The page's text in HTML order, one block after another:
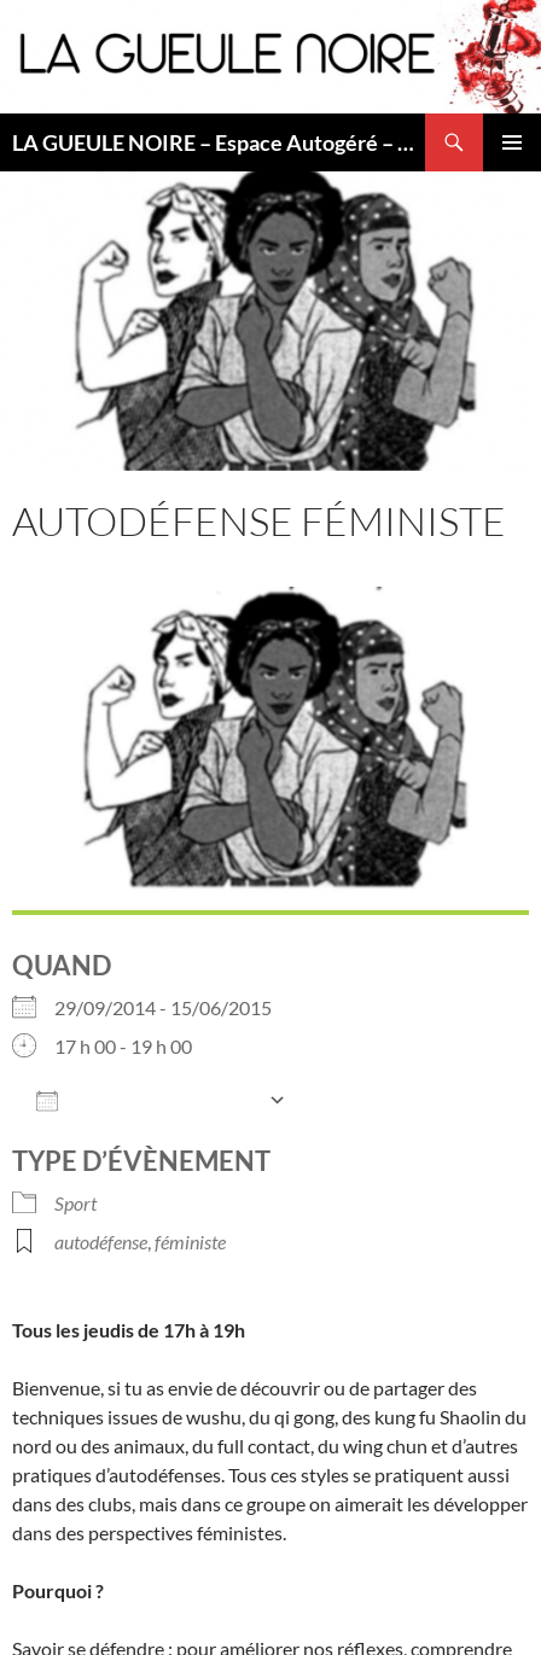
au
contenu
LA GUEULE NOIRE – Espace Autogéré – Saint Etienne
AUTODÉFENSE FÉMINISTE
QUAND
29/09/2014 - 15/06/2015
17 h 00 - 19 h 00
TYPE D’ÉVÈNEMENT
Sport
autodéfense féministe
Tous les jeudis de 17h à 19h
Bienvenue, si tu as envie de découvrir ou de partager des
techniques issues de wushu, du qi gong, des kung fu Shaolin du
nord ou des animaux, du full contact, du wing chun et d’autres
pratiques d’autodéfenses. Tous ces styles se pratiquent aussi
dans des clubs, mais dans ce groupe on aimerait les développer
dans des perspectives féministes.
Pourquoi ?
Savoir se défendre : pour améliorer nos réflexes, comprendre